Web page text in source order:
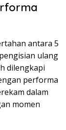
antara 5
ulang
dilengkapi
performa
dalam
momen